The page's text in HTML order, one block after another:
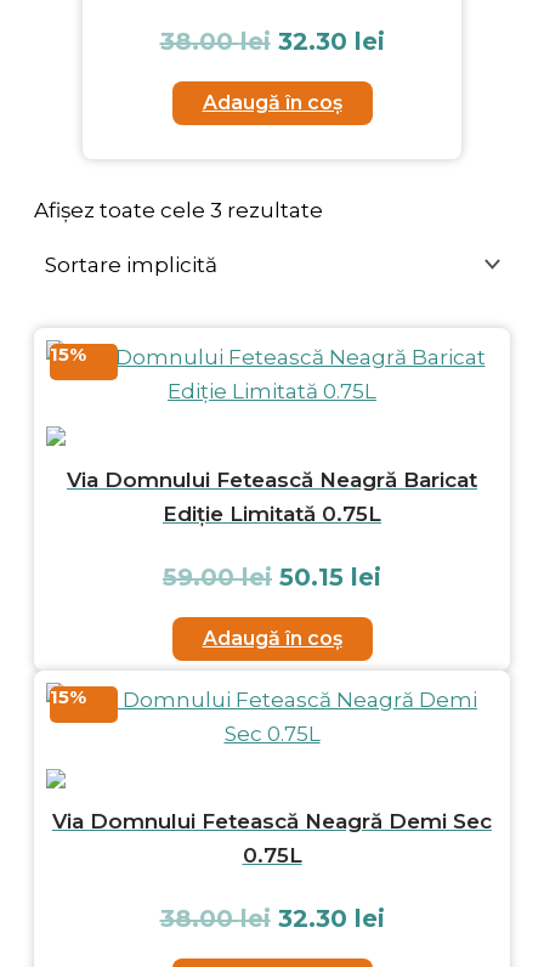
38.00lei 32.30 lei
Adaugă în coș
Afișez toate cele 3 rezultate
15%
Via Domnului Fetească Neagră Baricat
Ediție Limitată 0.75L
59.00lei 50.15 lei
Adaugă în coș
15%
Via Domnului Fetească Neagră Demi Sec
0.75L
38.00lei 32.30 lei